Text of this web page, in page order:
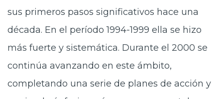
Inversionistas
Prensa
Trabaja en Codelco
Transparencia activa
Canales de denuncia
sus primeros pasos significativos hace una
década. En el período 1994-1999 ella se hizo
más fuerte y sistemática. Durante el 2000 se
continúa avanzando en este ámbito,
completando una serie de planes de acción y